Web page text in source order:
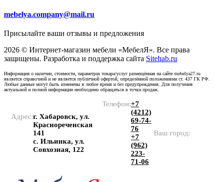
mebelya.company@mail.ru
Присылайте ваши отзывы и предложения
2026 © Интернет-магазин мебели «МебелЯ». Все права
защищены. Разработка и поддержка сайта Sitehab.ru
Информация о наличии, стоимости, параметрах товара/услуг размещённая на сайте mebelya27.ru
является справочной и не является публичной офертой, определённой положениями ст. 437 ГК РФ.
Любые данные могут быть изменены в любое время и без предупреждения. Для получения
актуальной и полной информации необходимо обращаться в точки продаж.
Адрес:г. Хабаровск, ул.
Краснореченская
141
с. Ильинка, ул.
Совхозная, 122
Телефон:+7
(4212)
69-74-
76
+7
(962)
223-
71-06
Ваш город: